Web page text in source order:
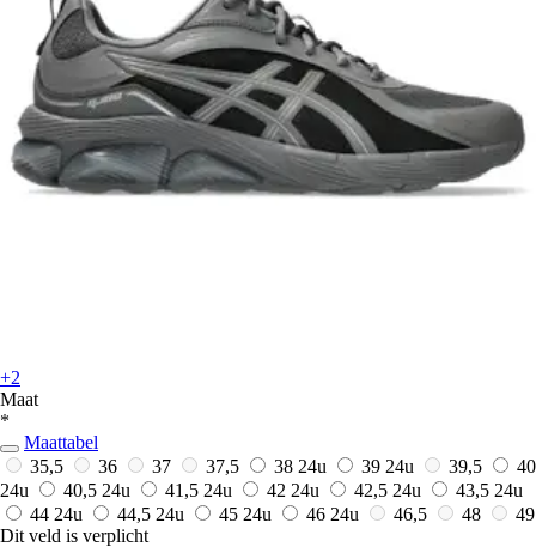
+2
Maat
*
Maattabel
35,5
36 37 37,5 38 24u 39 24u 39,5
40
24u
40,5 24u 41,5 24u 42 24u 42,5 24u 43,5 24u
44 24u 44,5 24u 45 24u 46 24u 46,5 48
49
Dit veld is verplicht